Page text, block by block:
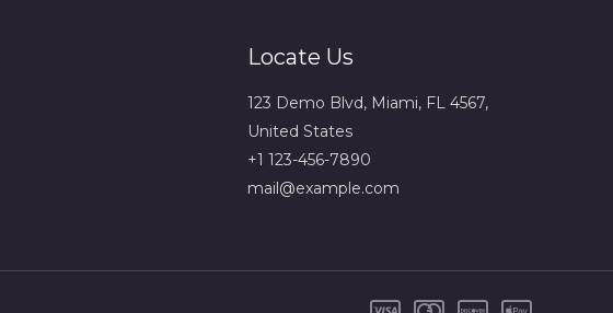
Locate Us
123 Demo Blvd, Miami, FL 4567,
United States
+1 123-456-7890
mail@example.com